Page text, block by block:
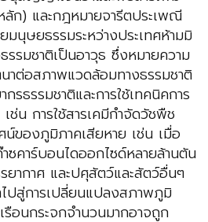
ก) และกฎหมายจารีตประเพณี
มนุษยธรรมระหว่างประเทศห้ามมิ
รรมชาติเป็นอาวุธ ซึ่งหมายความ
าต่อสภาพแวดล้อมทางธรรมชาติ
รธรรมชาติและการใช้เทคนิคการ
น การใช้สารเคมีกำจัดวัชพืช
น์ของภูมิภาคเสียหาย เช่น เมื่อ
คาร์บอนไดออกไซด์หลายล้านตัน
ากาศ และปศุสัตว์และสัตว์อื่นๆ
ปสู่การเปลี่ยนแปลงสภาพภูมิ
รือนกระจกจำนวนมากอาจถูก